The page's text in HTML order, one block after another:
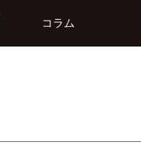
コラム